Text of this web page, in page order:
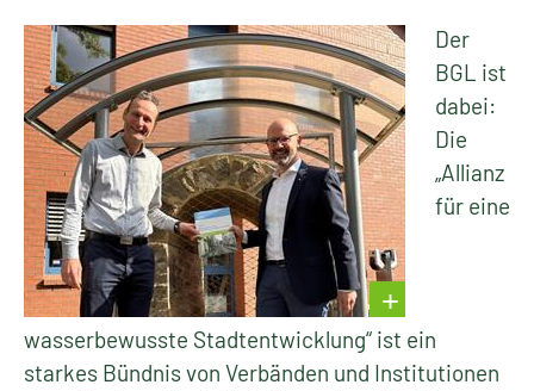
Der
BGL ist
dabei:
Die
„Allianz
für eine
wasserbewusste Stadtentwicklung“ ist ein
starkes Bündnis von Verbänden und Institutionen